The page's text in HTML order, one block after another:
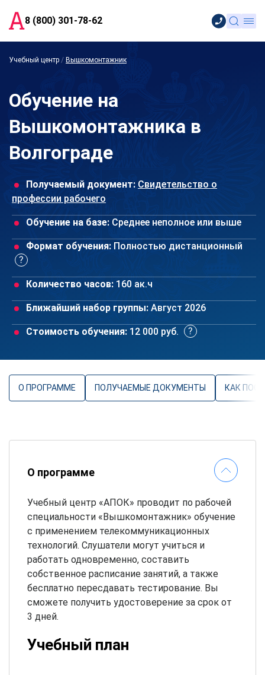
8 (800) 301-78-62
Учебный центр / Вышкомонтажник
Обучение на
Вышкомонтажника в
Волгограде
Получаемый документ: Свидетельство о
профессии рабочего
Обучение на базе: Среднее неполное или выше
Формат обучения: Полностью дистанционный
Количество часов: 160 ак.ч
Ближайший набор группы: Август 2026
Стоимость обучения: 12 000 руб.
О ПРОГРАММЕ ПОЛУЧАЕМЫЕ ДОКУМЕНТЫ КАК
О программе
Учебный центр «АПОК» проводит по рабочей
специальности «Вышкомонтажник» обучение
с применением телекоммуникационных
технологий. Слушатели могут учиться и
работать одновременно, составить
собственное расписание занятий, а также
бесплатно пересдавать тестирование. Вы
сможете получить удостоверение за срок от
3 дней.
Учебный план